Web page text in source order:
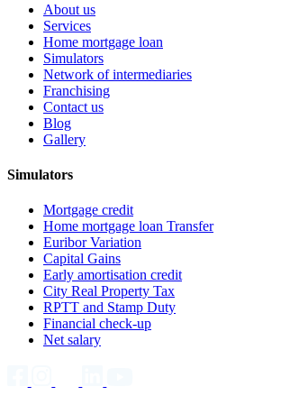
About us
Services
Home mortgage loan
Simulators
Network of intermediaries
Franchising
Contact us
Blog
Gallery
Simulators
Mortgage credit
Home mortgage loan Transfer
Euribor Variation
Capital Gains
Early amortisation credit
City Real Property Tax
RPTT and Stamp Duty
Financial check-up
Net salary